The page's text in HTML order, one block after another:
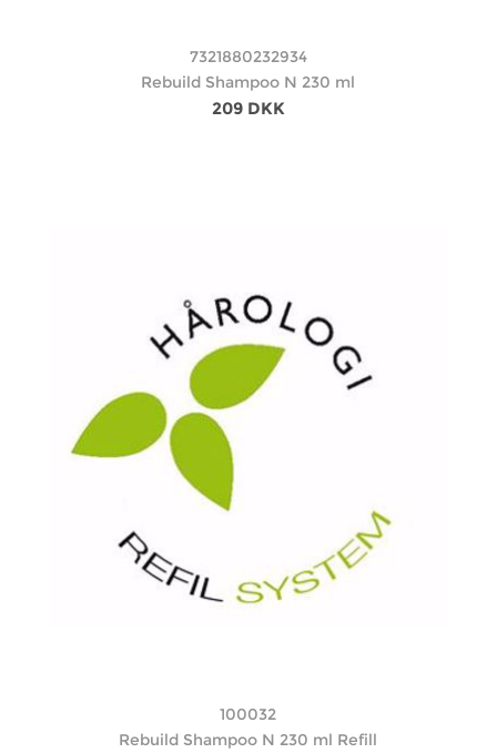
7321880232934
Rebuild Shampoo N 230 ml
209 DKK
100032
Rebuild Shampoo N 230 ml Refill